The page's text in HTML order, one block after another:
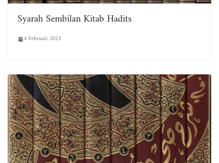
Syarah Sembilan Kitab Hadits
4 Februari 2023